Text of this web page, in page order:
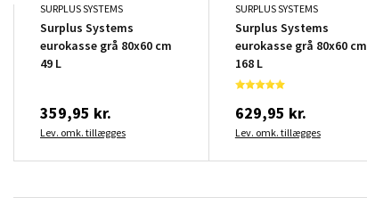
SURPLUS SYSTEMS
Surplus Systems
eurokasse grå 80x60 cm
49 L
359,95 kr.
Lev. omk. tillægges
SURPLUS SYSTEMS
Surplus Systems
eurokasse grå 80x60 cm
168 L
629,95 kr.
Lev. omk. tillægges